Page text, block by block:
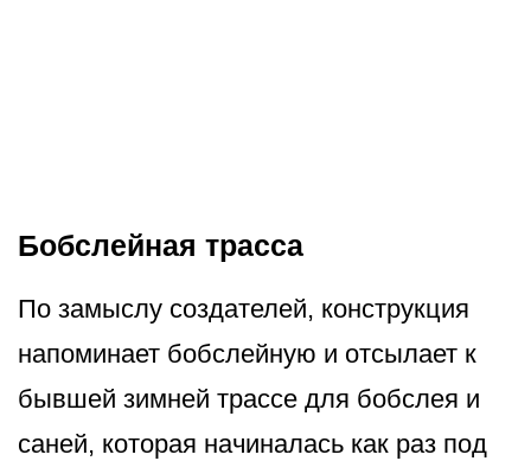
Бобслейная трасса
По замыслу создателей, конструкция
напоминает бобслейную и отсылает к
бывшей зимней трассе для бобслея и
саней, которая начиналась как раз под